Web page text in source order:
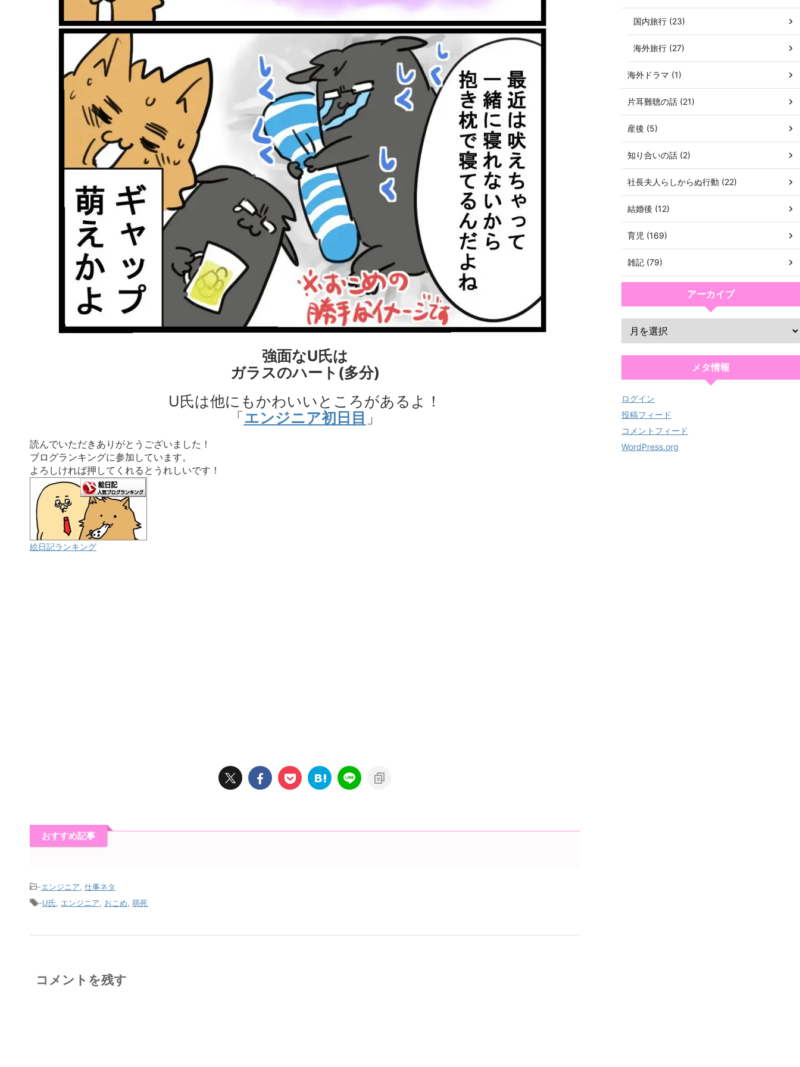
強面なU氏は
ガラスのハート(多分)
U氏は他にもかわいいところがあるよ！
「エンジニア初日目 」
読んでいただきありがとうございました！
ブログランキングに参加しています。
よろしければ押してくれるとうれしいです！
絵日記ランキング
おすすめ記事
-エンジニア 仕事ネタ
-U氏 エンジニア おこめ 萌死
コメントを残す
国内旅行 (23)
海外旅行 (27)
海外ドラマ (1)
片耳難聴の話 (21)
産後 (5)
知り合いの話 (2)
社長夫人らしからぬ行動 (22)
結婚後 (12)
育児 (169)
雑記 (79)
アーカイブ
メタ情報
ログイン
投稿フィード
コメントフィード
WordPress.org